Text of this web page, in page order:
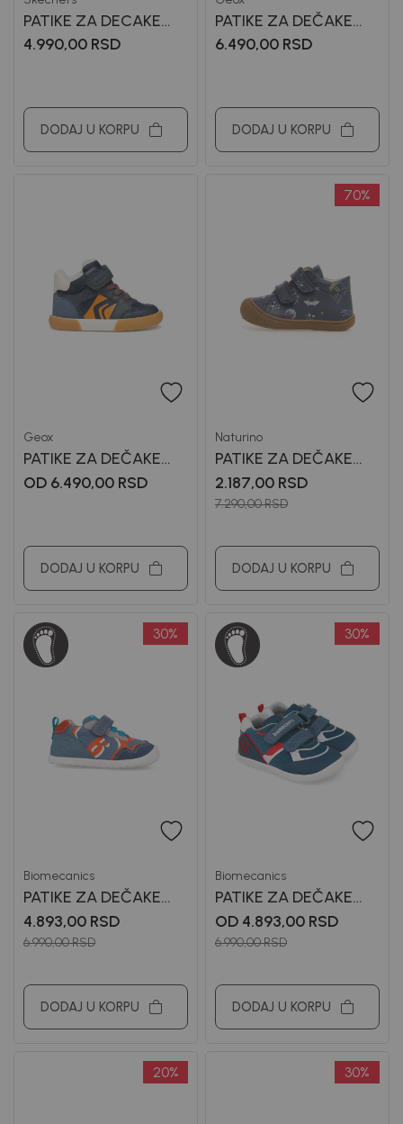
PATIKE ZA DECAKE
SKECHERS
4.990,00 RSD
DODAJ U KORPU
PATIKE ZA DEČAKE
GEOX
6.490,00 RSD
DODAJ U KORPU
Geox
PATIKE ZA DEČAKE
GEOX
OD 6.490,00 RSD
DODAJ U KORPU
70%
Naturino
PATIKE ZA DEČAKE
NATURINO
2.187,00 RSD
7.290,00RSD
DODAJ U KORPU
30%
Biomecanics
PATIKE ZA DEČAKE
BIOMECANICS
4.893,00 RSD
6.990,00RSD
DODAJ U KORPU
30%
Biomecanics
PATIKE ZA DEČAKE
BIOMECANICS
OD 4.893,00 RSD
6.990,00RSD
DODAJ U KORPU
20% 30%